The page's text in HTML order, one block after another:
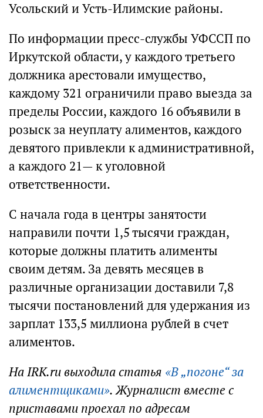
Усольский и Усть-Илимские районы.
По информации пресс-службы УФССП по
Иркутской области, у каждого третьего
должника арестовали имущество,
каждому 321 ограничили право выезда за
пределы России, каждого 16 объявили в
розыск за неуплату алиментов, каждого
девятого привлекли к административной,
а каждого 21— к уголовной
ответственности.
С начала года в центры занятости
направили почти 1,5 тысячи граждан,
которые должны платить алименты
своим детям. За девять месяцев в
различные организации доставили 7,8
тысячи постановлений для удержания из
зарплат 133,5 миллиона рублей в счет
алиментов.
На IRK.ru выходила статья «В „погоне“ за
алиментщиками». Журналист вместе с
приставами проехал по адресам